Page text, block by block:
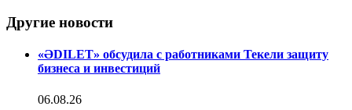
Другие новости
«ӘDILET» обсудила с работниками Текели защиту
бизнеса и инвестиций
06.08.26